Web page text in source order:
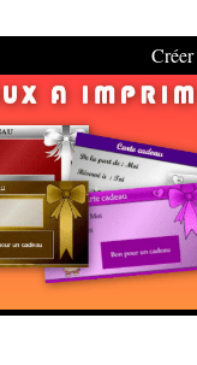
Créer